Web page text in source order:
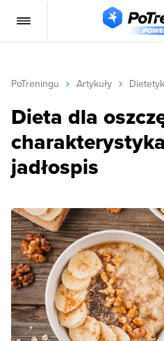
PoTreningu Artykuły
Dieta dla
jadłospis